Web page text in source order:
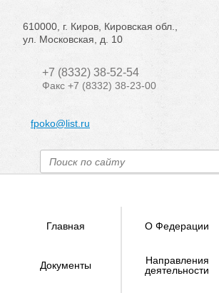
610000, г. Киров, Кировская обл.,
ул. Московская, д. 10
+7 (8332) 38-52-54
Факс +7 (8332) 38-23-00
fpoko@list.ru
Главная О Федерации
Документы
Направления
деятельности